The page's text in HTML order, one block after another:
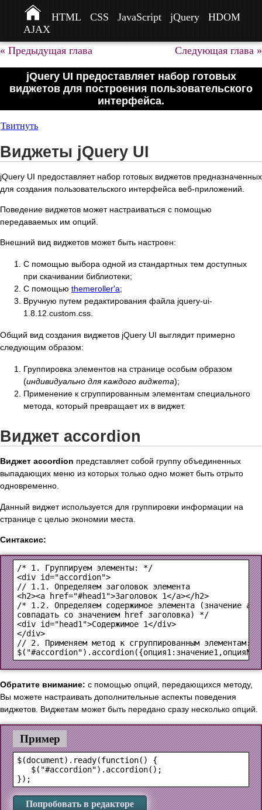
HTML CSS JavaScript jQuery
HDOM
AJAX
« Предыдущая глава
Следующая глава »
jQuery UI предоставляет набор готовых
виджетов для построения пользовательского
интерфейса.
Твитнуть
Виджеты jQuery UI
jQuery UI предоставляет набор готовых виджетов предназначенных
для создания пользовательского интерфейса веб-приложений.
Поведение виджетов может настраиваться с помощью
передаваемых им опций.
Внешний вид виджетов может быть настроен:
С помощью выбора одной из стандартных тем доступных
при скачивании библиотеки;
С помощью themeroller'a;
Вручную путем редактирования файла jquery-ui-
1.8.12.custom.css.
Общий вид создания виджетов jQuery UI выглядит примерно
следующим образом:
Группировка элементов на странице особым образом
(индивидуально для каждого виджета);
Применение к сгруппированным элементам специального
метода, который превращает их в виджет.
Виджет accordion
Виджет accordion представляет собой группу объединенных
выпадающих меню из которых только одно может быть отрыто
одновременно.
Данный виджет используется для группировки информации на
странице с целью экономии места.
Синтаксис:
<div id="accordion">
<h2><a href="#head1">Заголовок 1</a></h2>
/* 1.2. Определяем содержимое элемента (значение
<div id="head1">Содержимое 1</div>
</div>
Обратите внимание: с помощью опций, передающихся методу,
Вы можете настраивать дополнительные аспекты поведения
виджетов. Виджетам может быть передано сразу несколько опций.
Пример
$(document).ready(function() {
   $("#accordion").accordion();
Попробовать в редакторе